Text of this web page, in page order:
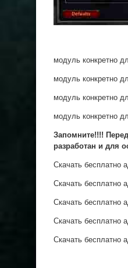
модуль конкретно
модуль конкретно
модуль конкретно
модуль конкретно
Запомните!!!!
разработан и для
Скачать бесплатно
Скачать бесплатно
Скачать бесплатно
Скачать бесплатно
Скачать бесплатно